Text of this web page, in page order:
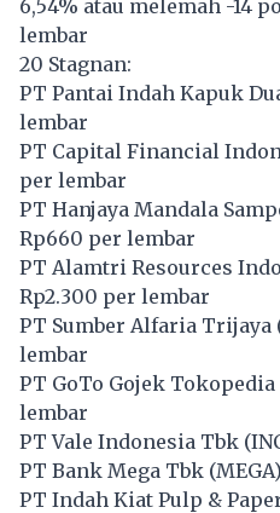
6,54% atau melemah -14
lembar
20 Stagnan:
PT Pantai Indah Kapuk
lembar
PT Capital Financial
per lembar
PT Hanjaya Mandala
Rp660 per lembar
PT Alamtri Resources
Rp2.300 per lembar
PT Sumber Alfaria Trijaya
lembar
PT GoTo Gojek Tokopedia
lembar
PT Vale Indonesia Tbk (
PT Bank Mega Tbk (MEGA
PT Indah Kiat Pulp &